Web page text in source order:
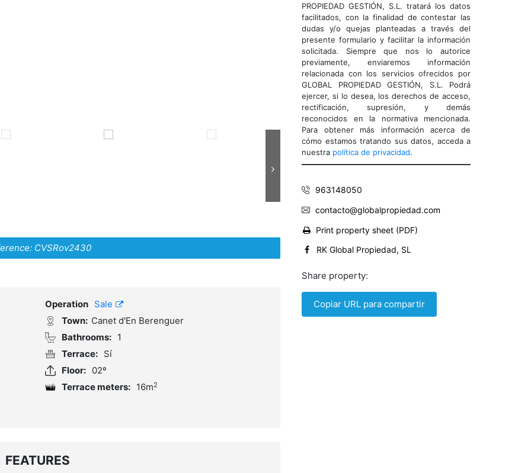
CVSRov2430
Operation
Sale
Town: Canet d'En Berenguer
Bathrooms:
1
Terrace:
Sí
Floor:
02º
Terrace meters:
16m2
FEATURES
PROPIEDAD GESTIÓN, S.L. tratará los datos
facilitados, con la finalidad de contestar las
dudas y/o quejas planteadas a través del
presente formulario y facilitar la información
solicitada. Siempre que nos lo autorice
previamente, enviaremos información
relacionada con los servicios ofrecidos por
GLOBAL PROPIEDAD GESTIÓN, S.L. Podrá
ejercer, si lo desea, los derechos de acceso,
rectificación, supresión, y demás
reconocidos en la normativa mencionada.
Para obtener más información acerca de
cómo estamos tratando sus datos, acceda a
nuestra política de privacidad.
963148050
contacto@globalpropiedad.com
Print property sheet (PDF)
RK Global Propiedad, SL
Share property:
Copiar URL para compartir